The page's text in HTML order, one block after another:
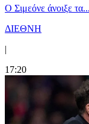
Ο Σιμεόνε άνοιξε
ΔΙΕΘΝΗ
|
17:20